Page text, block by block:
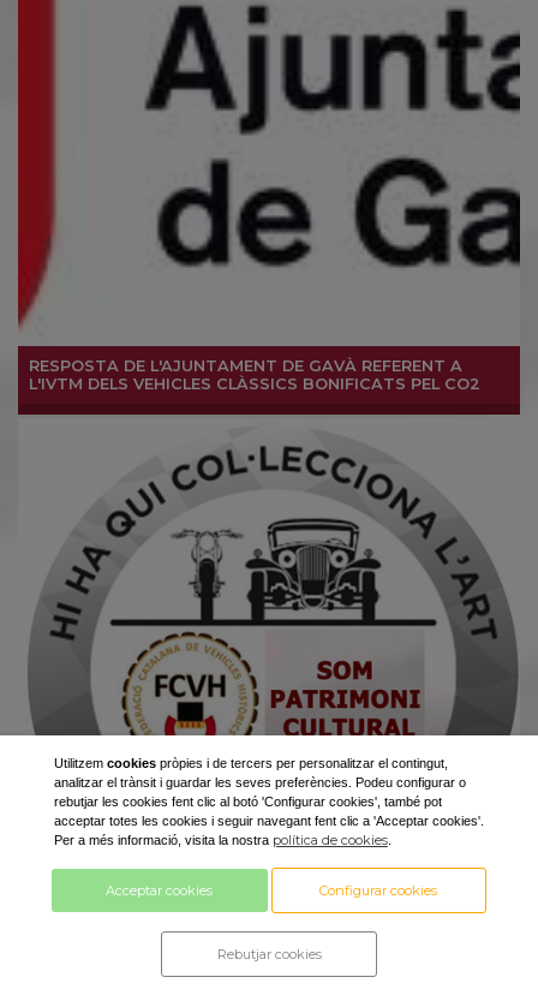
RESPOSTA DE L'AJUNTAMENT DE GAVÀ REFERENT A
L'IVTM DELS VEHICLES CLÀSSICS BONIFICATS PEL CO2
Els vehicles Històrics podran circular per les zones de
baixes emissions.
Utilitzem cookiespròpies i de tercers per personalitzar el contingut,
analitzar el trànsit i guardar les seves preferències. Podeu configurar o
rebutjar les cookies fent clic al botó 'Configurar cookies', també pot
acceptar totes les cookies i seguir navegant fent clic a 'Acceptar cookies'.
Per a més informació, visita la nostra política de cookies.
Acceptar cookies Configurar cookies
Rebutjar cookies